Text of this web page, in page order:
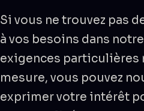
Si vous ne trouvez pas
à vos besoins dans
exigences particulières
mesure, vous pouvez
exprimer votre intérêt